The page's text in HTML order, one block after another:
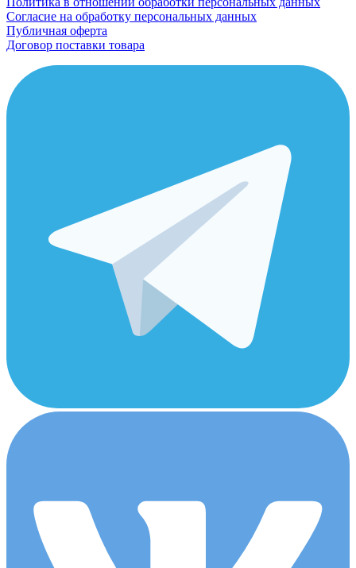
Согласие на обработку персональных данных
Публичная оферта
Договор поставки товара